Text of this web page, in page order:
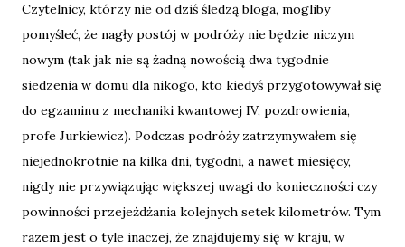
Czytelnicy, którzy nie od dziś śledzą bloga, mogliby
pomyśleć, że nagły postój w podróży nie będzie niczym
nowym (tak jak nie są żadną nowością dwa tygodnie
siedzenia w domu dla nikogo, kto kiedyś przygotowywał się
do egzaminu z mechaniki kwantowej IV, pozdrowienia,
profe Jurkiewicz). Podczas podróży zatrzymywałem się
niejednokrotnie na kilka dni, tygodni, a nawet miesięcy,
nigdy nie przywiązując większej uwagi do konieczności czy
powinności przejeżdżania kolejnych setek kilometrów. Tym
razem jest o tyle inaczej, że znajdujemy się w kraju, w